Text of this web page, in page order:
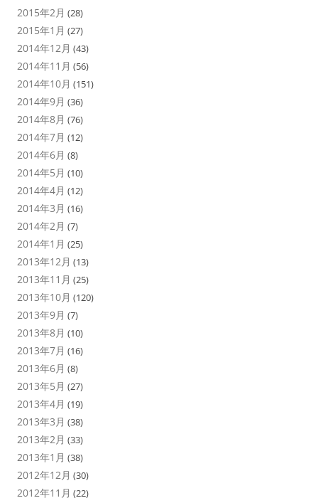
2015年2月 (28)
2015年1月 (27)
2014年12月 (43)
2014年11月 (56)
2014年10月 (151)
2014年9月 (36)
2014年8月 (76)
2014年7月 (12)
2014年6月 (8)
2014年5月 (10)
2014年4月 (12)
2014年3月 (16)
2014年2月 (7)
2014年1月 (25)
2013年12月 (13)
2013年11月 (25)
2013年10月 (120)
2013年9月 (7)
2013年8月 (10)
2013年7月 (16)
2013年6月 (8)
2013年5月 (27)
2013年4月 (19)
2013年3月 (38)
2013年2月 (33)
2013年1月 (38)
2012年12月 (30)
2012年11月 (22)